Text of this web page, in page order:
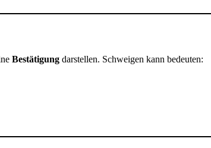
Bestätigung darstellen. Schweigen kann bedeuten: